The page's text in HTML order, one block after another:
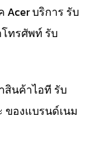
บริการ รับ
ทรศัพท์ รับ
สินค้าไอที รับ
ของแบรนด์เนม